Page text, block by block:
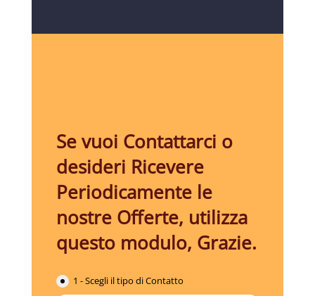
Se vuoi Contattarci o
desideri Ricevere
Periodicamente le
nostre Offerte, utilizza
questo modulo, Grazie.
1 - Scegli il tipo di Contatto